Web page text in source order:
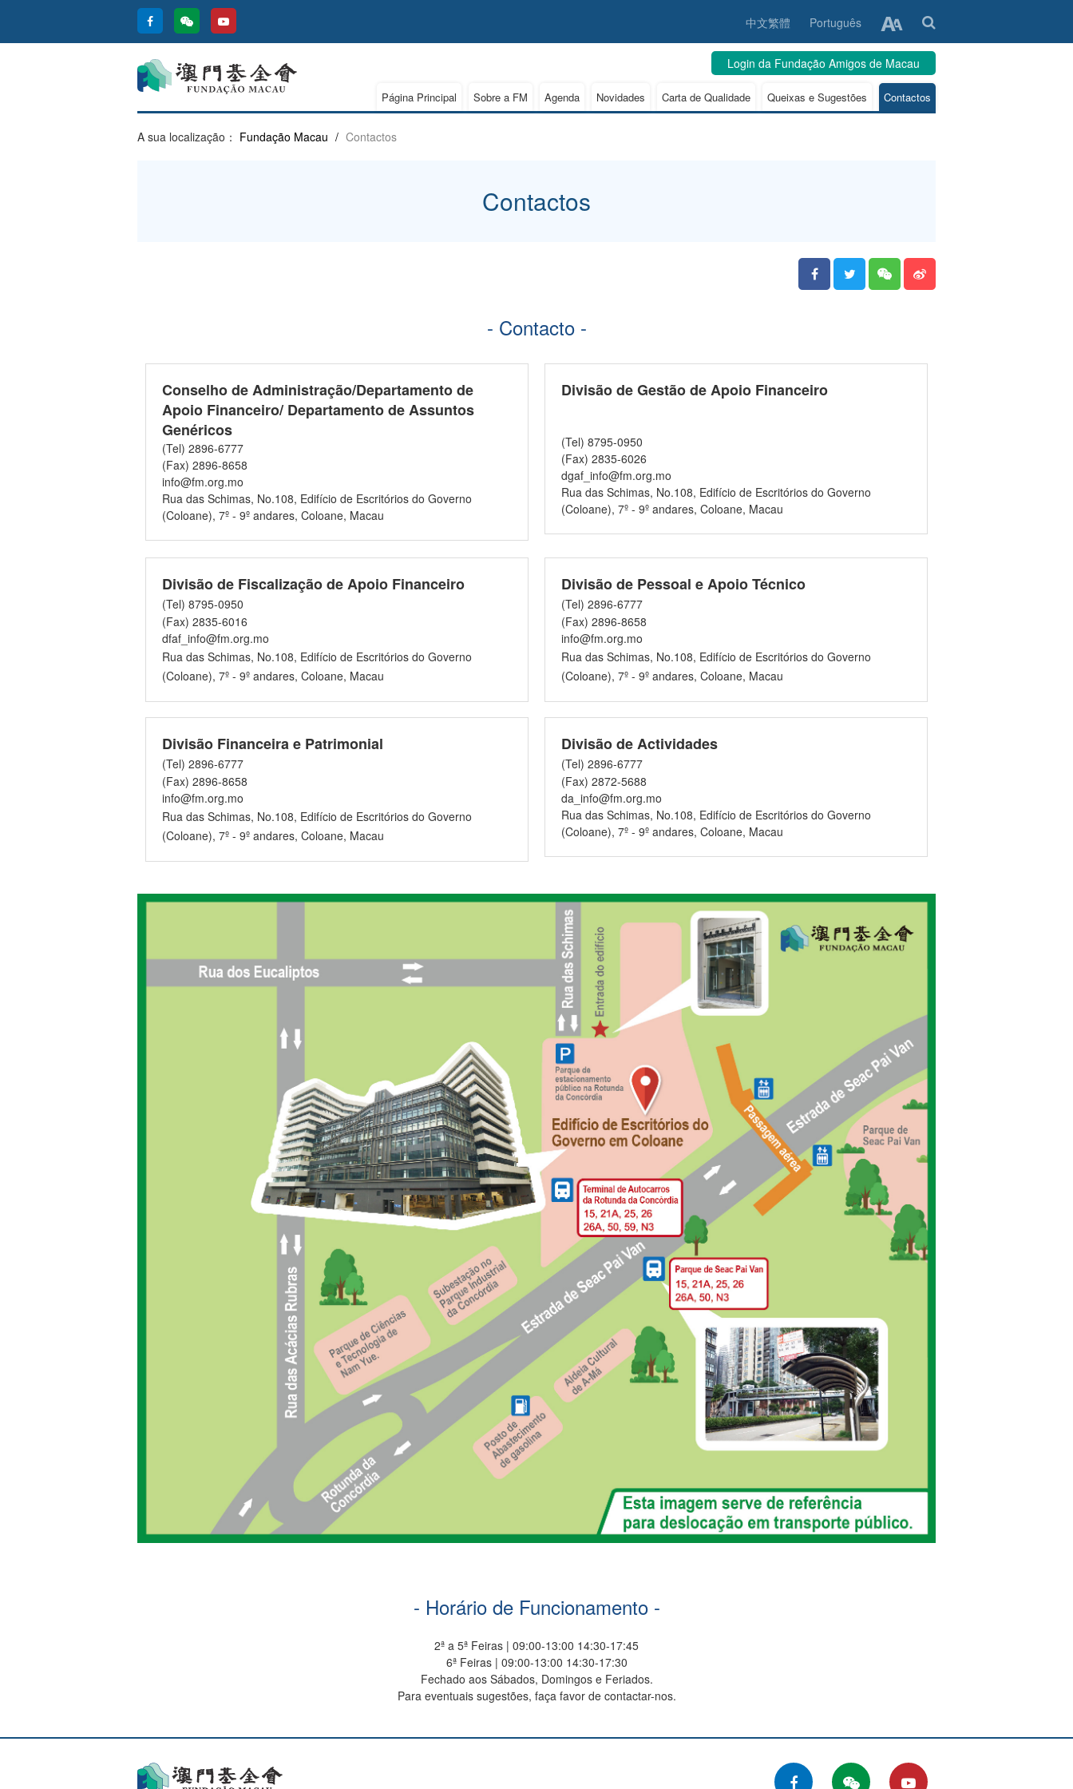
中文繁體 Português
Login da Fundação Amigos de Macau
Página Principal Sobre a FM Agenda Novidades Carta de Qualidade Queixas e Sugestões Contactos
A sua localização： Fundação Macau / Contactos
Contactos
- Contacto -
Conselho de Administração/Departamento de
Apoio Financeiro/ Departamento de Assuntos
Genéricos
(Tel) 2896-6777
(Fax) 2896-8658
info@fm.org.mo
Rua das Schimas, No.108, Edifício de Escritórios do Governo
(Coloane), 7º - 9º andares, Coloane, Macau
Divisão de Gestão de Apoio Financeiro
(Tel) 8795-0950
(Fax) 2835-6026
dgaf_info@fm.org.mo
Rua das Schimas, No.108, Edifício de Escritórios do Governo
(Coloane), 7º - 9º andares, Coloane, Macau
Divisão de Fiscalização de Apoio Financeiro
(Tel) 8795-0950
(Fax) 2835-6016
dfaf_info@fm.org.mo
Rua das Schimas, No.108, Edifício de Escritórios do Governo
(Coloane), 7º - 9º andares, Coloane, Macau
Divisão de Pessoal e Apoio Técnico
(Tel) 2896-6777
(Fax) 2896-8658
info@fm.org.mo
Rua das Schimas, No.108, Edifício de Escritórios do Governo
(Coloane), 7º - 9º andares, Coloane, Macau
Divisão Financeira e Patrimonial
(Tel) 2896-6777
(Fax) 2896-8658
info@fm.org.mo
Rua das Schimas, No.108, Edifício de Escritórios do Governo
(Coloane), 7º - 9º andares, Coloane, Macau
Divisão de Actividades
(Tel) 2896-6777
(Fax) 2872-5688
da_info@fm.org.mo
Rua das Schimas, No.108, Edifício de Escritórios do Governo
(Coloane), 7º - 9º andares, Coloane, Macau
- Horário de Funcionamento -
2ª a 5ª Feiras | 09:00-13:00 14:30-17:45
6ª Feiras | 09:00-13:00 14:30-17:30
Fechado aos Sábados, Domingos e Feriados.
Para eventuais sugestões, faça favor de contactar-nos.